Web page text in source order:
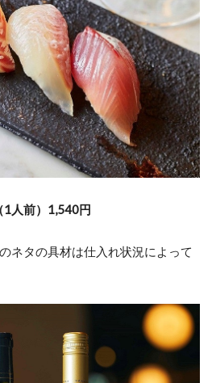
人前）1,540円
ネタの具材は仕入れ状況によって